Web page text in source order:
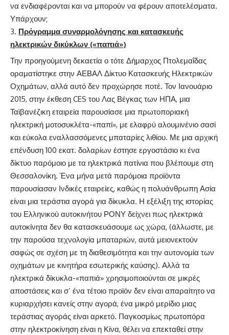
να ενδιαφέρονται και να μπορούν να φέρουν αποτελέσματα.
Υπάρχουν;
Πρόγραμμα συναρμολόγησης και κατασκευής
ηλεκτρικών δικύκλων («παπιά»)
Την προηγούμενη δεκαετία ο τότε Δήμαρχος Πτολεμαΐδας
οραματίστηκε στην ΑΕΒΑΛ Δίκτυο Κατασκευής Ηλεκτρικών
Οχημάτων, αλλά αυτό δεν προχώρησε ποτέ. Τον Ιανουάριο
2015, στην έκθεση CES του Λας Βέγκας των ΗΠΑ, μια
Ταϊβανέζικη εταιρεία παρουσίασε μια πρωτοποριακή
ηλεκτρική μοτοσυκλέτα-«παπί», με ελαφρύ αλουμινένιο σασί
και εύκολα εναλλασσόμενες μπαταρίες λιθίου. Με μια αρχική
επένδυση 100 εκατ. δολαρίων έστησε εργοστάσιο κι ένα
δίκτυο παρόμοιο με τα ηλεκτρικά πατίνια που βλέπουμε στη
Θεσσαλονίκη. Ένα μήνα μετά παρόμοια προϊόντα
παρουσίασαν Ινδικές εταιρείες, καθώς η πολυάνθρωπη Ασία
είναι μια τεράστια αγορά για δίκυκλα. Η εξέλιξη της ιστορίας
του Ελληνικού αυτοκινήτου ΡΟΝΥ δείχνει πως ηλεκτρικά
αυτοκίνητα δεν θα κατασκευάσουμε ως χώρα, (άλλωστε, με
την παρούσα τεχνολογία μπαταριών, αυτά μειονεκτούν
σαφώς σε σχέση με τη διαθεσιμότητα και την αυτονομία των
οχημάτων με κινητήρα εσωτερικής καύσης). Αλλά τα
ηλεκτρικά δίκυκλα-«παπιά» χρησιμοποιούνται σε μικρές
αποστάσεις και σ’ ένα τέτοιο προϊόν δεν είναι απαραίτητο να
κυριαρχήσει κανείς στην αγορά, ένα μικρό μερίδιο μιας
τεράστιας αγοράς είναι αρκετό. Παγκοσμίως πρωτοπόρα
στην ηλεκτροκίνηση είναι η Κίνα, θέλει να επεκταθεί στην